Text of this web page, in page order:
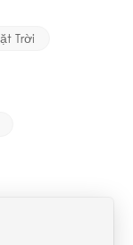
Trời